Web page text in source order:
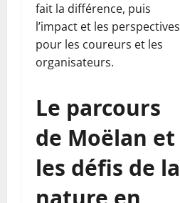
fait la différence, puis
l’impact et les perspectives
pour les coureurs et les
organisateurs.
Le parcours
de Moëlan et
les défis de la